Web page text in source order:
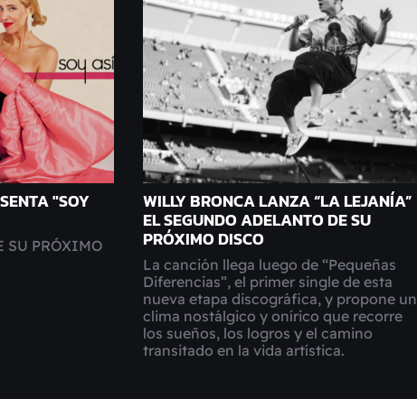
"SOY
SU PRÓXIMO
WILLY BRONCA LANZA “LA LEJANÍA”
EL SEGUNDO ADELANTO DE SU
PRÓXIMO DISCO
La canción llega luego de “Pequeñas
Diferencias”, el primer single de esta
nueva etapa discográfica, y propone un
clima nostálgico y onírico que recorre
los sueños, los logros y el camino
transitado en la vida artística.